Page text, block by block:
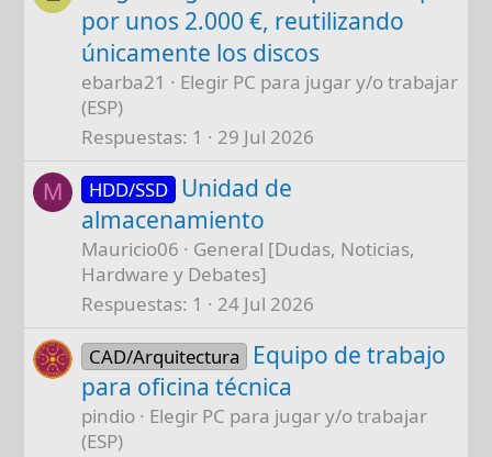
por unos 2.000 €, reutilizando
únicamente los discos
ebarba21
Elegir PC para jugar y/o trabajar
(ESP)
Respuestas 1 29 Jul 2026
M HDD/SSD Unidad de
almacenamiento
Mauricio06
General [Dudas, Noticias,
Hardware y Debates]
Respuestas 1 24 Jul 2026
CAD/Arquitectura
Equipo de trabajo
para oficina técnica
pindio
Elegir PC para jugar y/o trabajar
(ESP)